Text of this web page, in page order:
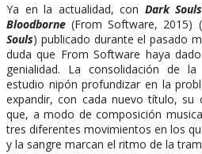
Ya en la actualidad, con Dark
Bloodborne(From Software, 2015)
Souls) publicado durante el pasado
duda que From Software haya
genialidad. La consolidación de
estudio nipón profundizar en la
expandir, con cada nuevo título, su
que, a modo de composición
tres diferentes movimientos en los
y la sangre marcan el ritmo de la